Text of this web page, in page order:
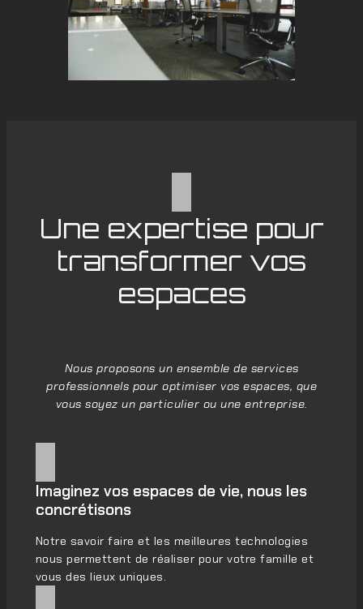
Une expertise pour
transformer vos
espaces
Nous proposons un ensemble de services
professionnels pour optimiser vos espaces, que
vous soyez un particulier ou une entreprise.
Imaginez vos espaces de vie, nous les
concrétisons
Notre savoir faire et les meilleures technologies
nous permettent de réaliser pour votre famille et
vous des lieux uniques.